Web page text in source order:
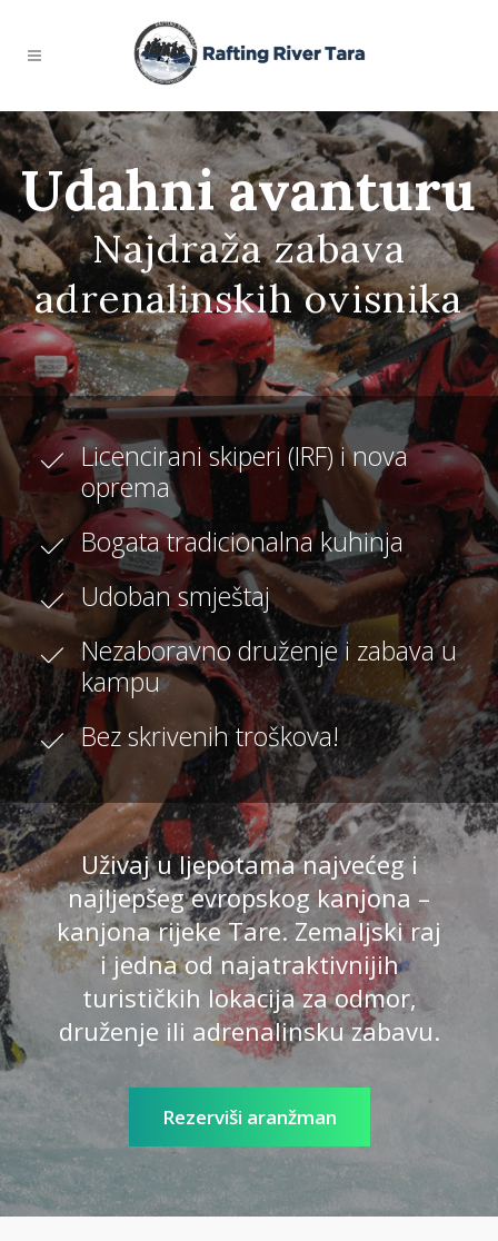
Udahni avanturu
Najdraža zabava
adrenalinskih ovisnika
Licencirani skiperi (IRF) i nova
oprema
Bogata tradicionalna kuhinja
Udoban smještaj
Nezaboravno druženje i zabava u
kampu
Bez skrivenih troškova!
Uživaj u ljepotama najvećeg i
najljepšeg evropskog kanjona –
kanjona rijeke Tare. Zemaljski raj
i jedna od najatraktivnijih
turističkih lokacija za odmor,
druženje ili adrenalinsku zabavu.
Rezerviši aranžman